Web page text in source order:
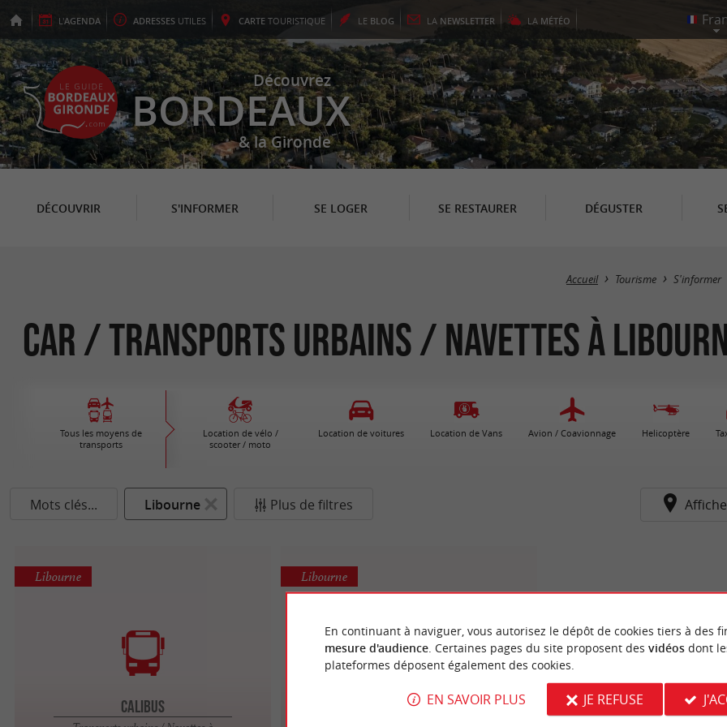
L'AGENDA ADRESSES UTILES CARTE TOURISTIQUE LE BLOG LA NEWSLETTER LA MÉTÉO
Découvrez
BORDEAUX
& la Gironde
DÉCOUVRIR S'INFORMER SE LOGER SE RESTAURER DÉGUSTER
Accueil Tourisme S'informer
Car / Transports urbains / Navettes à
Tous les moyens de
transports
Location de vélo /
scooter / moto
Location de voitures Location de Vans Avion / Coavionnage Helicoptère
Mots clés... Libourne Plus de filtres
Calibus
Libourne Libourne
En continuant à naviguer, vous autorisez le dépôt de cookies tiers à des
mesure d'audience. Certaines pages du site proposent des vidéosdont
plateformes déposent également des cookies.
EN SAVOIR PLUS JE REFUSE